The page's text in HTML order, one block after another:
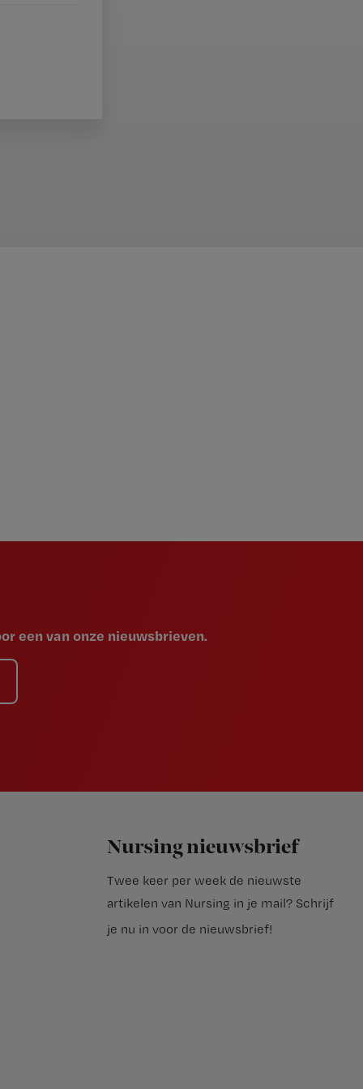
een van onze nieuwsbrieven.
Nursing nieuwsbrief
Twee keer per week de nieuwste
artikelen van Nursing in je mail? Schrijf
je nu in voor de nieuwsbrief!